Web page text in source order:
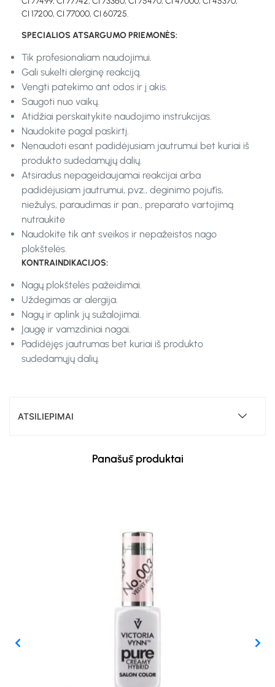
CI 17200, CI 77000, CI 60725.
SPECIALIOS ATSARGUMO PRIEMONĖS:
Tik profesionaliam naudojimui.
Gali sukelti alerginę reakciją.
Vengti patekimo ant odos ir į akis.
Saugoti nuo vaikų.
Atidžiai perskaitykite naudojimo instrukcijas.
Naudokite pagal paskirtį.
Nenaudoti esant padidėjusiam jautrumui bet kuriai iš
produkto sudedamųjų dalių.
Atsiradus nepageidaujamai reakcijai arba
padidėjusiam jautrumui, pvz., deginimo pojūtis,
niežulys, paraudimas ir pan., preparato vartojimą
nutraukite
Naudokite tik ant sveikos ir nepažeistos nago
plokštelės.
KONTRAINDIKACIJOS:
Nagų plokštelės pažeidimai.
Uždegimas ar alergija.
Nagų ir aplink jų sužalojimai.
Įaugę ir vamzdiniai nagai.
Padidėjęs jautrumas bet kuriai iš produkto
sudedamųjų dalių.
ATSILIEPIMAI
Panašūs produktai